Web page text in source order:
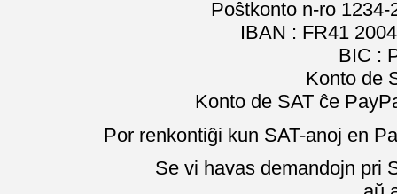
Poŝtkonto n-ro
IBAN : FR41
BIC :
Konto de
Konto de SAT ĉe
Por renkontiĝi kun SAT-anoj en
Se vi havas demandojn pri